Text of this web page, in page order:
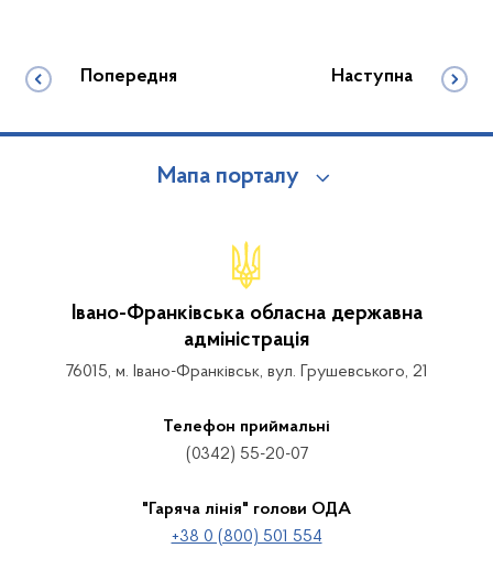
Попередня Наступна
Мапа порталу
Івано-Франківська обласна державна
адміністрація
76015, м. Івано-Франківськ, вул. Грушевського, 21
Телефон приймальні
(0342) 55-20-07
"Гаряча лінія" голови ОДА
+38 0 (800) 501 554